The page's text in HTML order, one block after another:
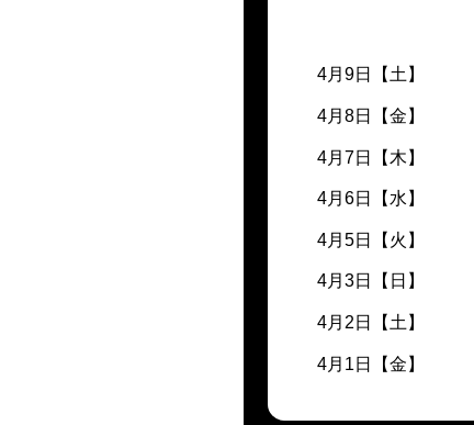
4月9日【土】
4月8日【金】
4月7日【木】
4月6日【水】
4月5日【火】
4月3日【日】
4月2日【土】
4月1日【金】